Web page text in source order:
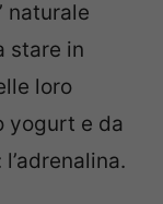
naturale
stare in
loro
yogurt e da